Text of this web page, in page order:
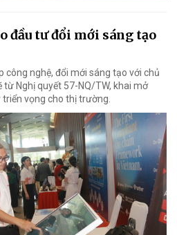
đầu tư đổi mới sáng tạo
công nghệ, đổi mới sáng tạo với chủ
Nghị quyết 57-NQ/TW, khai mở
vọng cho thị trường.